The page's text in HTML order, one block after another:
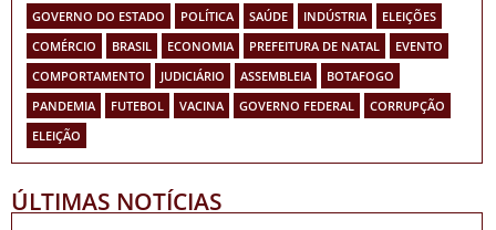
GOVERNO DO ESTADO POLÍTICA SAÚDE INDÚSTRIA
ELEIÇÕES
COMÉRCIO
BRASIL ECONOMIA PREFEITURA DE NATAL
EVENTO
COMPORTAMENTO
JUDICIÁRIO ASSEMBLEIA
BOTAFOGO
PANDEMIA
FUTEBOL VACINA GOVERNO FEDERAL
CORRUPÇÃO
ELEIÇÃO
ÚLTIMAS NOTÍCIAS